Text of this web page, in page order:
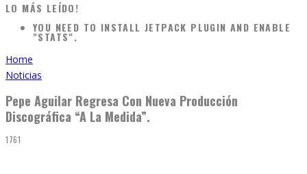
LO MÁS LEÍDO!
YOU NEED TO INSTALL JETPACK PLUGIN AND ENABLE
"STATS".
Home
Noticias
Pepe Aguilar Regresa Con Nueva Producción
Discográfica “A La Medida”.
1761